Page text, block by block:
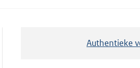
Authentieke